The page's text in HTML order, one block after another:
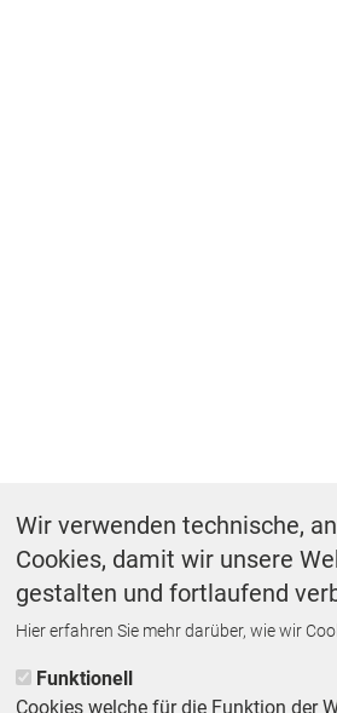
Wir verwenden technische,
Cookies, damit wir unsere
gestalten und fortlaufend
Hier erfahren Sie mehr darüber, wie wir
Funktionell
Cookies welche für die Funktion der